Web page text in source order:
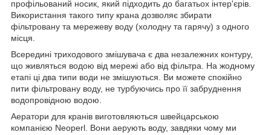
профільований носик, який підходить до багатьох інтер'єрів.
Використання такого типу крана дозволяє збирати
фільтровану та мережеву воду (холодну та гарячу) з одного
місця.
Всередині триходового змішувача є два незалежних контуру,
що живляться водою від мережі або від фільтра. На жодному
етапі ці два типи води не змішуються. Ви можете спокійно
пити фільтровану воду, не турбуючись про її забруднення
водопровідною водою.
Аератори для кранів виготовляються швейцарською
компанією Neoperl. Вони аерують воду, завдяки чому ми